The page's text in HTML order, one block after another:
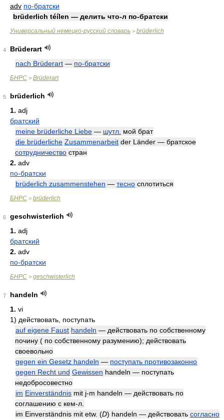
adv по-братски
brüderlich téílen — делить что-л по-братски
Универсальный немецко-русский словарь > brüderlich
4
Brüderart
nach Brüderart — по-братски
БНРС > Brüderart
5
brüderlich
1. adj
братский
meine brüderliche Liebe — шутл. мой брат
die brüderliche Zusammenarbeit der Länder — братское
сотрудничество стран
2. adv
по-братски
brüderlich zusammenstehen — тесно сплотиться
БНРС > brüderlich
6
geschwisterlich
1. adj
братский
2. adv
по-братски
БНРС > geschwisterlich
7
handeln
1. vi
1) действовать, поступать
auf eigene Faust handeln — действовать по собственному
почину ( по собственному разумению); действовать
своевольно
gegen ein Gesetz handeln — поступать противозаконно
gegen Recht und Gewissen handeln — поступать
недобросовестно
im Einverständnis mit j-m handeln — действовать по
соглашению с кем-л.
im Einverständnis mit etw. (D) handeln — действовать согласно